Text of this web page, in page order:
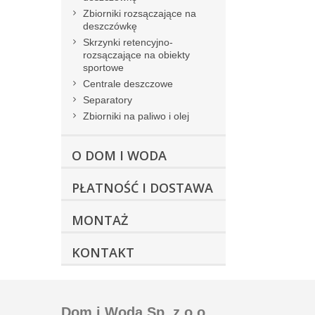
Zbiorniki rozsączające na
deszczówkę
Skrzynki retencyjno-
rozsączające na obiekty
sportowe
Centrale deszczowe
Separatory
Zbiorniki na paliwo i olej
O DOM I WODA
PŁATNOŚĆ I DOSTAWA
MONTAŻ
KONTAKT